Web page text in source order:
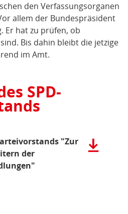
den Verfassungsorganen
allem der Bundespräsident
Er hat zu prüfen, ob
Bis dahin bleibt die jetzige
im Amt.
SPD-
"Zur
der
der